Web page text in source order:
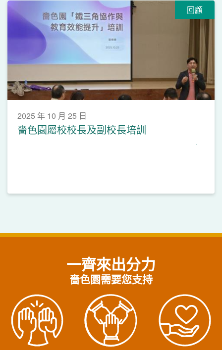
回顧
2025 年 10 月 25 日
嗇色園屬校校長及副校長培訓
一齊來出分力
嗇色園需要您支持